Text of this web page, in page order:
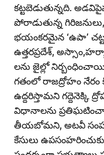
కట్టబెడుతున్నది.
పోరాడుతున్న
భయంకరమైన ‘ఉపా’
ఉత్తరప్రదేశ్‌,
లను జైల్లో
గతంలో రాజద్రోహం నేరం
ఉద్దరిస్తామని గద్దెనెక్కి
విధానాలను
తీయబోమని, అటవీ సంప
కేసులు